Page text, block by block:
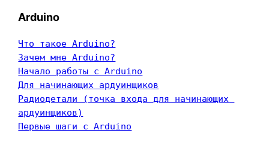
Arduino
Что такое Arduino?
Зачем мне Arduino?
Начало работы с Arduino
Для начинающих ардуинщиков
Радиодетали (точка входа для начинающих
ардуинщиков)
Первые шаги с Arduino